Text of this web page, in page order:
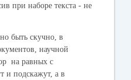
при наборе текста - не
быть скучно, в
научной
на равных с
и подскажут, а в